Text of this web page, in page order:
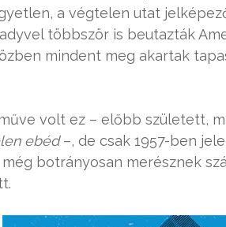
a végtelen utat
többször is beutazták
mindent meg akartak
volt ez – előbb született,
ebéd–, de csak 1957-ben
botrányosan merésznek